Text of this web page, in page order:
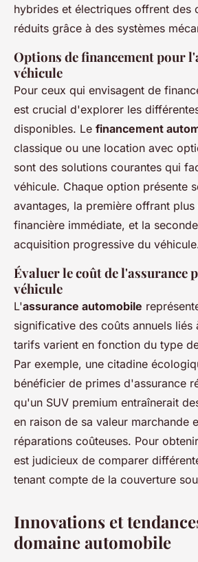
hybrides et électriques offrent des
réduits grâce à des systèmes
Options de financement pour
véhicule
Pour ceux qui envisagent de
est crucial d'explorer les
disponibles. Le financement
classique ou une location avec
sont des solutions courantes qui
véhicule. Chaque option présente
avantages, la première offrant plus
financière immédiate, et la
acquisition progressive du
Évaluer le coût de l'assurance
véhicule
L'assurance automobile
significative des coûts annuels liés
tarifs varient en fonction du type
Par exemple, une citadine
bénéficier de primes d'assurance
qu'un SUV premium entraînerait
en raison de sa valeur marchande
réparations coûteuses. Pour
est judicieux de comparer
tenant compte de la couverture
Innovations et
domaine automobile